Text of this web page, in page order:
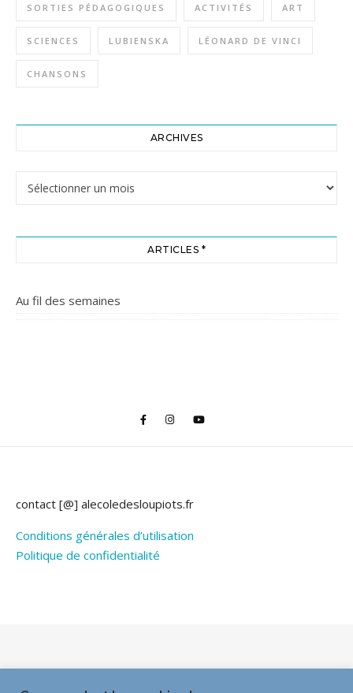
SORTIES PÉDAGOGIQUES ACTIVITÉS ART
SCIENCES LUBIENSKA LÉONARD DE VINCI
CHANSONS
ARCHIVES
ARTICLES *
Au fil des semaines
contact [@] alecoledesloupiots.fr
Conditions générales d’utilisation
Politique de confidentialité